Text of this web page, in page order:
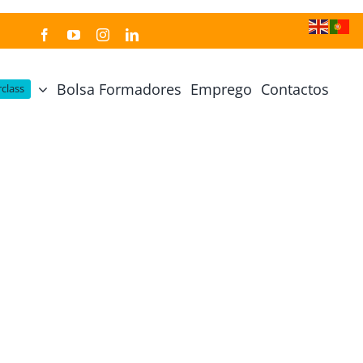
Bolsa Formadores Emprego Contactos